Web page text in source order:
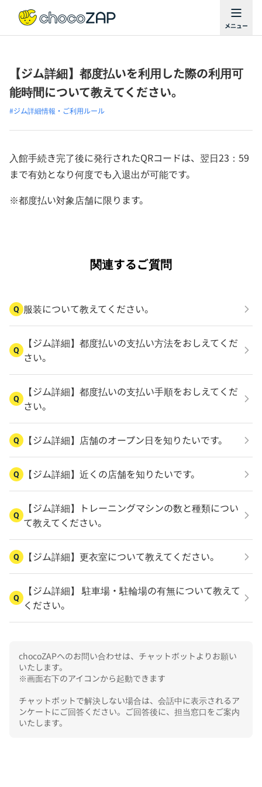
【ジム詳細】都度払いを利用した際の利用可
能時間について教えてください。
#ジム詳細情報・ご利用ルール
入館手続き完了後に発行されたQRコードは、翌日23：59
まで有効となり何度でも入退出が可能です。
※都度払い対象店舗に限ります。
関連するご質問
Q 服装について教えてください。
Q
【ジム詳細】都度払いの支払い方法をおしえてくだ
さい。
Q
【ジム詳細】都度払いの支払い手順をおしえてくだ
さい。
Q 【ジム詳細】店舗のオープン日を知りたいです。
Q 【ジム詳細】近くの店舗を知りたいです。
Q
【ジム詳細】トレーニングマシンの数と種類につい
て教えてください。
Q 【ジム詳細】更衣室について教えてください。
Q
【ジム詳細】 駐車場・駐輪場の有無について教えて
ください。
chocoZAPへのお問い合わせは、チャットボットよりお願い
いたします。
※画面右下のアイコンから起動できます
チャットボットで解決しない場合は、会話中に表示されるア
ンケートにご回答ください。ご回答後に、担当窓口をご案内
いたします。